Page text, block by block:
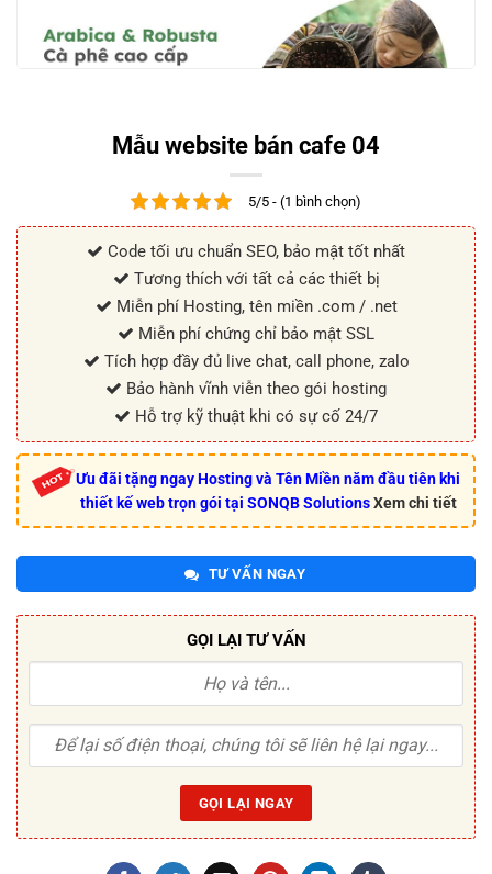
Mẫu website bán cafe 04
5/5 - (1 bình chọn)
Code tối ưu chuẩn SEO, bảo mật tốt nhất
Tương thích với tất cả các thiết bị
Miễn phí Hosting, tên miền .com / .net
Miễn phí chứng chỉ bảo mật SSL
Tích hợp đầy đủ live chat, call phone, zalo
Bảo hành vĩnh viễn theo gói hosting
Hỗ trợ kỹ thuật khi có sự cố 24/7
Ưu đãi tặng ngay Hosting và Tên Miền năm đầu tiên khi
thiết kế web trọn gói tại SONQB SolutionsXem chi tiết
TƯ VẤN NGAY
GỌI LẠI TƯ VẤN